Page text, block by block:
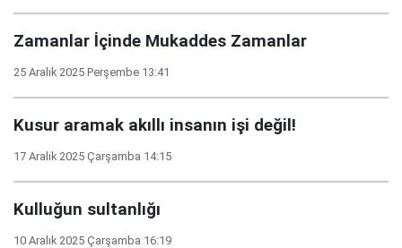
Zamanlar İçinde Mukaddes Zamanlar
25 Aralık 2025 Perşembe 13:41
Kusur aramak akıllı insanın işi değil!
17 Aralık 2025 Çarşamba 14:15
Kulluğun sultanlığı
10 Aralık 2025 Çarşamba 16:19